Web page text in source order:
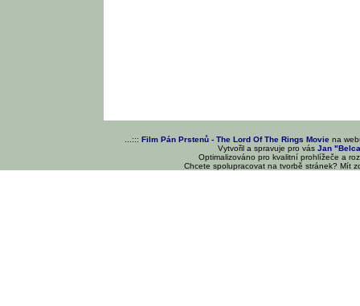
...::: Film Pán Prstenů - The Lord Of The Rings Movie na
Vytvořil a spravuje pro vásJan
Optimalizováno pro kvalitní prohlížeče a
Chcete spolupracovat na tvorbě stránek? Mít